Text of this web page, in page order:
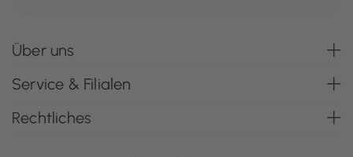
Über uns
Service & Filialen
Rechtliches